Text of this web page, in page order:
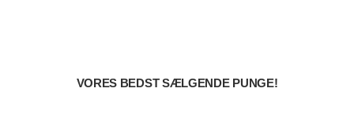
VORES BEDST SÆLGENDE PUNGE!